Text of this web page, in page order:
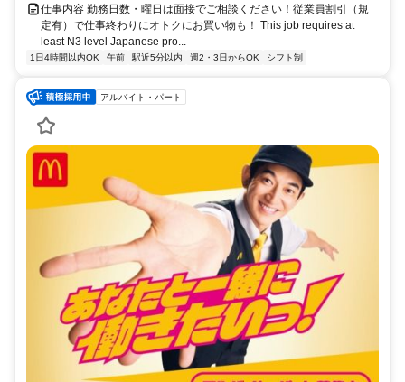
仕事内容 勤務日数・曜日は面接でご相談ください！従業員割引（規
定有）で仕事終わりにオトクにお買い物も！ This job requires at
least N3 level Japanese pro...
1日4時間以内OK 午前 駅近5分以内 週2・3日からOK シフト制
アルバイト・パート